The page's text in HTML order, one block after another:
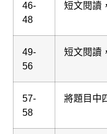
46-
48
短文閱讀
49-
56
短文閱讀
57-
58
將題目中